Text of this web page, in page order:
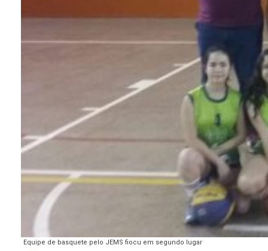
Equipe de basquete pelo JEMS fiocu em segundo lugar